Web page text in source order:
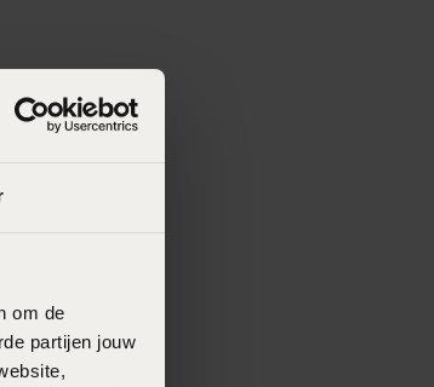
om de
partijen jouw